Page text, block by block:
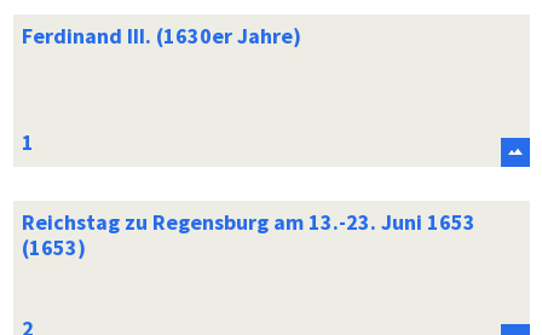
Ferdinand III. (1630er Jahre)
Reichstag zu Regensburg am 13.-23. Juni 1653
(1653)